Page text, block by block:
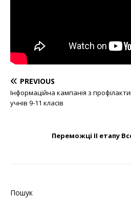
PREVIOUS
Інформаційна кампанія з
учнів 9-11 класів
Переможці ІІ етапу
Пошук